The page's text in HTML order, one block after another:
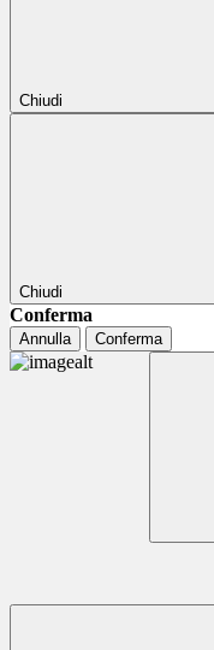
Chiudi
Chiudi
Conferma
Annulla Conferma